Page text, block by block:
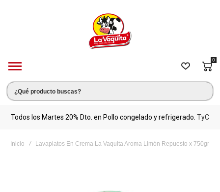
0
Todos los Martes 20% Dto. en Pollo congelado y refrigerado. TyC
Inicio Lavaplatos En Crema La Vaquita Aroma Limón Repuesto x 750gr